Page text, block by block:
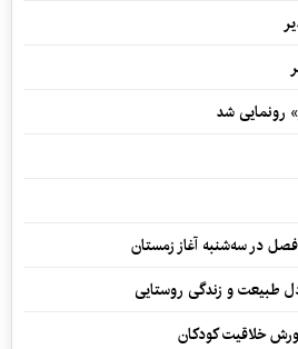
رونمایی شد
فصل در سه‌شنبه آغاز زمستان
طبیعت و زندگی روستایی
خلاقیت کودکان